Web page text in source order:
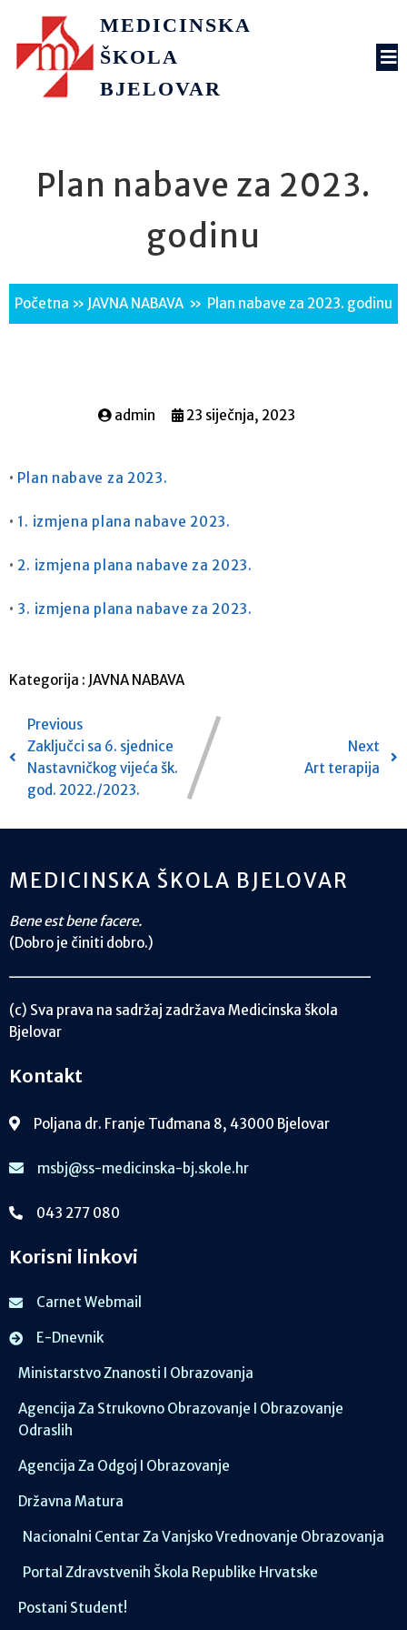
MEDICINSKA
ŠKOLA
BJELOVAR
Plan nabave za 2023.
godinu
Početna » JAVNA NABAVA » Plan nabave za 2023. godinu
admin 23 siječnja, 2023
• Plan nabave za 2023.
• 1. izmjena plana nabave 2023.
• 2. izmjena plana nabave za 2023.
• 3. izmjena plana nabave za 2023.
Kategorija : JAVNA NABAVA
Previous
Zaključci sa 6. sjednice
Nastavničkog vijeća šk.
god. 2022./2023.
Next
Art terapija
MEDICINSKA ŠKOLA BJELOVAR
Bene est bene facere.
(Dobro je činiti dobro.)
(c) Sva prava na sadržaj zadržava Medicinska škola
Bjelovar
Kontakt
Poljana dr. Franje Tuđmana 8, 43000 Bjelovar
msbj@ss-medicinska-bj.skole.hr
043 277 080
Korisni linkovi
Carnet Webmail
E-Dnevnik
Ministarstvo Znanosti I Obrazovanja
Agencija Za Strukovno Obrazovanje I Obrazovanje
Odraslih
Agencija Za Odgoj I Obrazovanje
Državna Matura
Nacionalni Centar Za Vanjsko Vrednovanje Obrazovanja
Portal Zdravstvenih Škola Republike Hrvatske
Postani Student!